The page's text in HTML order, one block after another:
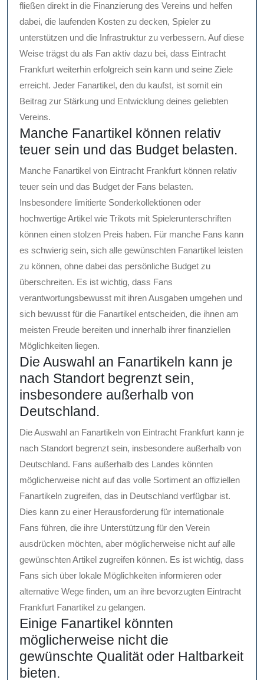
fließen direkt in die Finanzierung des Vereins und helfen
dabei, die laufenden Kosten zu decken, Spieler zu
unterstützen und die Infrastruktur zu verbessern. Auf diese
Weise trägst du als Fan aktiv dazu bei, dass Eintracht
Frankfurt weiterhin erfolgreich sein kann und seine Ziele
erreicht. Jeder Fanartikel, den du kaufst, ist somit ein
Beitrag zur Stärkung und Entwicklung deines geliebten
Vereins.
Manche Fanartikel können relativ
teuer sein und das Budget belasten.
Manche Fanartikel von Eintracht Frankfurt können relativ
teuer sein und das Budget der Fans belasten.
Insbesondere limitierte Sonderkollektionen oder
hochwertige Artikel wie Trikots mit Spielerunterschriften
können einen stolzen Preis haben. Für manche Fans kann
es schwierig sein, sich alle gewünschten Fanartikel leisten
zu können, ohne dabei das persönliche Budget zu
überschreiten. Es ist wichtig, dass Fans
verantwortungsbewusst mit ihren Ausgaben umgehen und
sich bewusst für die Fanartikel entscheiden, die ihnen am
meisten Freude bereiten und innerhalb ihrer finanziellen
Möglichkeiten liegen.
Die Auswahl an Fanartikeln kann je
nach Standort begrenzt sein,
insbesondere außerhalb von
Deutschland.
Die Auswahl an Fanartikeln von Eintracht Frankfurt kann je
nach Standort begrenzt sein, insbesondere außerhalb von
Deutschland. Fans außerhalb des Landes könnten
möglicherweise nicht auf das volle Sortiment an offiziellen
Fanartikeln zugreifen, das in Deutschland verfügbar ist.
Dies kann zu einer Herausforderung für internationale
Fans führen, die ihre Unterstützung für den Verein
ausdrücken möchten, aber möglicherweise nicht auf alle
gewünschten Artikel zugreifen können. Es ist wichtig, dass
Fans sich über lokale Möglichkeiten informieren oder
alternative Wege finden, um an ihre bevorzugten Eintracht
Frankfurt Fanartikel zu gelangen.
Einige Fanartikel könnten
möglicherweise nicht die
gewünschte Qualität oder Haltbarkeit
bieten.